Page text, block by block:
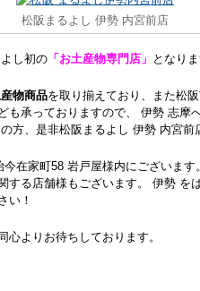
松阪まるよし 伊勢 内宮前店
し初の 「お土産物専門店」 となりま
物商品を取り揃えており、また松
も承っておりますので、 伊勢 志摩
方、是非松阪まるよし 伊勢 内宮前
在家町58 岩戸屋様内にございます。
する店舗様もございます。 伊勢 を
い！
心よりお待ちしております。